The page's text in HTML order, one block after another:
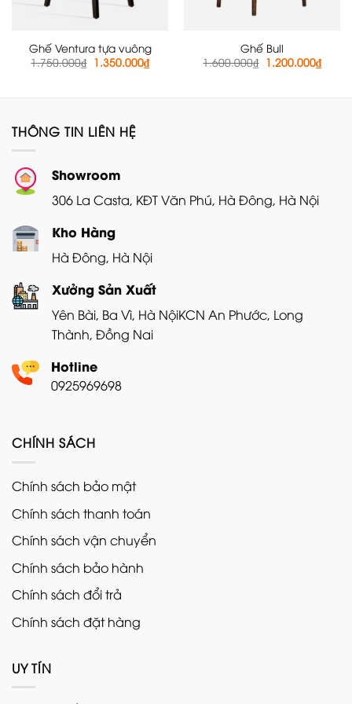
Ghế Ventura tựa vuông
1.750.000₫ Giá
gốc
1.350.000₫Giá
hiện
Ghế Bull
1.600.000₫ Giá
gốc
1.200.000₫Giá
hiện
THÔNG TIN LIÊN HỆ
Showroom
306 La Casta, KĐT Văn Phú, Hà Đông, Hà Nội
Kho Hàng
Hà Đông, Hà Nội
Xưởng Sản Xuất
Yên Bài, Ba Vì, Hà NộiKCN An Phước, Long
Thành, Đồng Nai
Hotline
0925969698
CHÍNH SÁCH
Chính sách bảo mật
Chính sách thanh toán
Chính sách vận chuyển
Chính sách bảo hành
Chính sách đổi trả
Chính sách đặt hàng
UY TÍN